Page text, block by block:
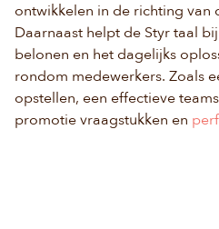
ontwikkelen in de richting van
Daarnaast helpt de Styr taal
belonen en het dagelijks
rondom medewerkers. Zoals
opstellen, een effectieve
promotie vraagstukken en